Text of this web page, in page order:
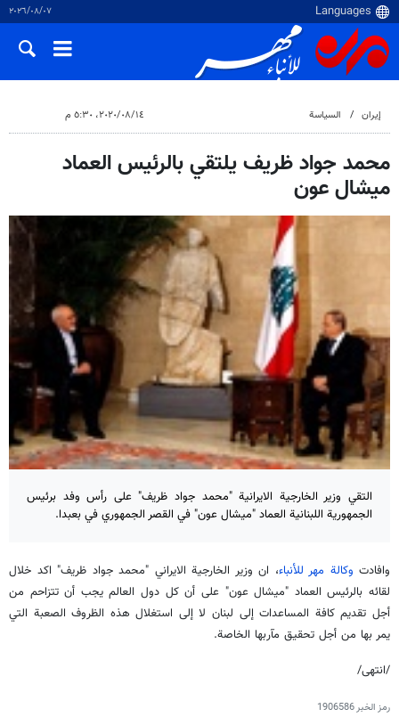
٠٧‏/٠٨‏/٢٠٢٦
إيران السياسة ١٤‏/٠٨‏/٢٠٢٠، ٥:٣٠ م
محمد جواد ظريف يلتقي بالرئيس العماد
ميشال عون
التقي وزير الخارجية الايرانية "محمد جواد ظريف" على رأس وفد برئيس
الجمهورية اللبنانية العماد "ميشال عون" في القصر الجمهوري في بعبدا.
وافادت وكالة مهر للأنباء، ان وزير الخارجية الايراني "محمد جواد ظريف" اكد خلال
لقائه بالرئيس العماد "ميشال عون" على أن كل دول العالم يجب أن تتزاحم من
أجل تقديم كافة المساعدات إلى لبنان لا إلى استغلال هذه الظروف الصعبة التي
يمر بها من أجل تحقيق مآربها الخاصة.
/انتهى/
رمز الخبر1906586